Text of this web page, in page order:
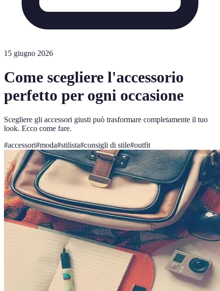
15 giugno 2026
Come scegliere l'accessorio
perfetto per ogni occasione
Scegliere gli accessori giusti può trasformare completamente il tuo
look. Ecco come fare.
#accessori#moda#stilista#consigli di stile#outfit